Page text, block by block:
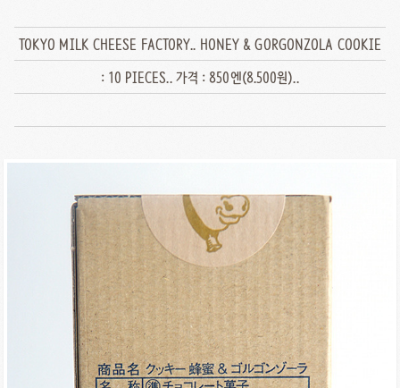
TOKYO MILK CHEESE FACTORY.. HONEY & GORGONZOLA COOKIE
: 10 PIECES.. 가격 : 850엔(8.500원)..